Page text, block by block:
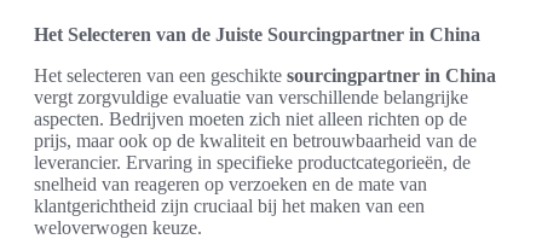
Het Selecteren van de Juiste Sourcingpartner in China
Het selecteren van een geschikte sourcingpartner in China
vergt zorgvuldige evaluatie van verschillende belangrijke
aspecten. Bedrijven moeten zich niet alleen richten op de
prijs, maar ook op de kwaliteit en betrouwbaarheid van de
leverancier. Ervaring in specifieke productcategorieën, de
snelheid van reageren op verzoeken en de mate van
klantgerichtheid zijn cruciaal bij het maken van een
weloverwogen keuze.